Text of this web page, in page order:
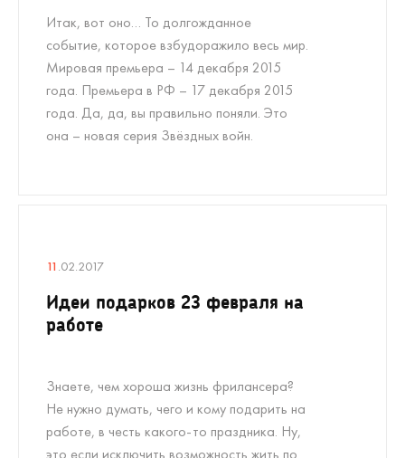
Итак, вот оно… То долгожданное
событие, которое взбудоражило весь мир.
Мировая премьера – 14 декабря 2015
года. Премьера в РФ – 17 декабря 2015
года. Да, да, вы правильно поняли. Это
она – новая серия Звёздных войн.
11 .02.2017
Идеи подарков 23 февраля на
работе
Знаете, чем хороша жизнь фрилансера?
Не нужно думать, чего и кому подарить на
работе, в честь какого-то праздника. Ну,
это если исключить возможность жить по